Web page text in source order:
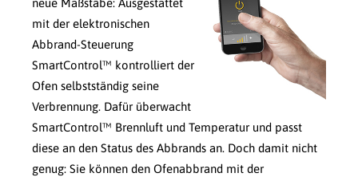
neue Maßstäbe: Ausgestattet
mit der elektronischen
Abbrand-Steuerung
SmartControl™ kontrolliert der
Ofen selbstständig seine
Verbrennung. Dafür überwacht
SmartControl™ Brennluft und Temperatur und passt
diese an den Status des Abbrands an. Doch damit nicht
genug: Sie können den Ofenabbrand mit der